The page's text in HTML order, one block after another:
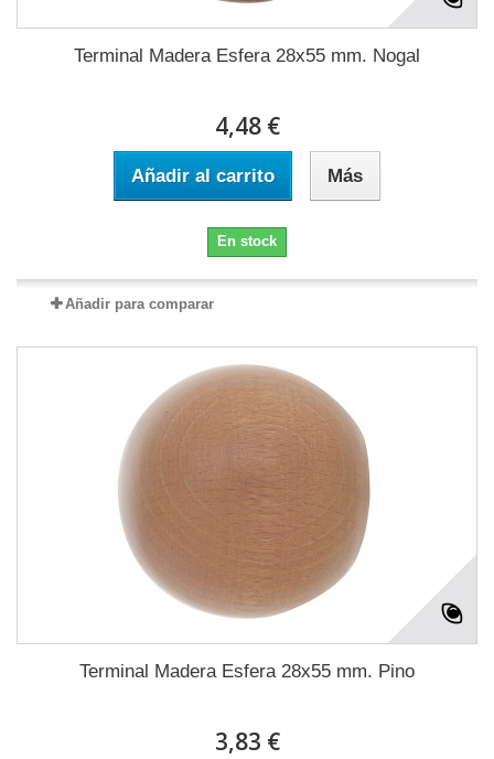
Terminal Madera Esfera 28x55 mm. Nogal
4,48 €
Añadir al carrito Más
En stock
Añadir para comparar
Terminal Madera Esfera 28x55 mm. Pino
3,83 €